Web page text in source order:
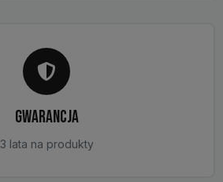
GWARANCJA
3 lata na produkty